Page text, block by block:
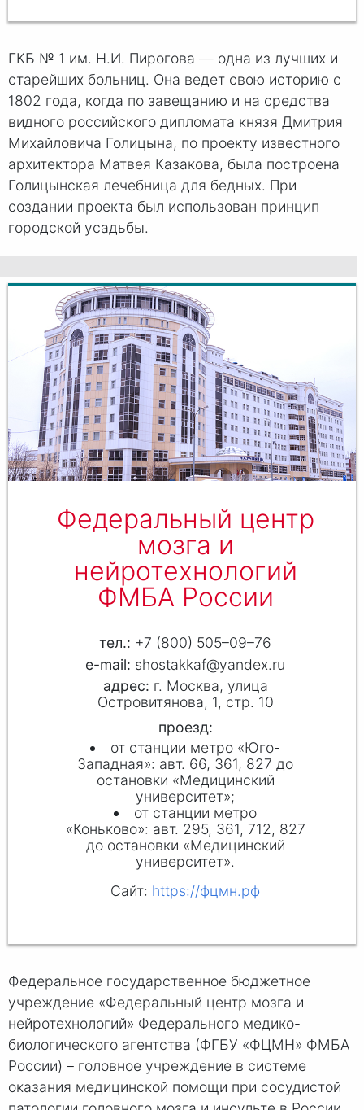
ГКБ № 1 им. Н.И. Пирогова — одна из лучших и
старейших больниц. Она ведет свою историю с
1802 года, когда по завещанию и на средства
видного российского дипломата князя Дмитрия
Михайловича Голицына, по проекту известного
архитектора Матвея Казакова, была построена
Голицынская лечебница для бедных. При
создании проекта был использован принцип
городской усадьбы.
Федеральный центр
мозга и
нейротехнологий
ФМБА России
+7 (800) 505–09–76
shostakkaf@yandex.ru
г. Москва, улица
Островитянова, 1, стр. 10
проезд:
от станции метро «Юго-
Западная»: авт. 66, 361, 827 до
остановки «Медицинский
университет»;
от станции метро
«Коньково»: авт. 295, 361, 712, 827
до остановки «Медицинский
университет».
Сайт: https://фцмн.рф
Федеральное государственное бюджетное
учреждение «Федеральный центр мозга и
нейротехнологий» Федерального медико-
биологического агентства (ФГБУ «ФЦМН» ФМБА
России) – головное учреждение в системе
оказания медицинской помощи при сосудистой